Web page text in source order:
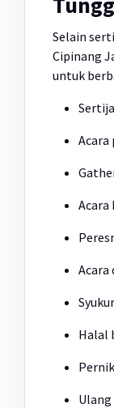
Selain
Cipinang
untuk
Acara
Acara
Halal